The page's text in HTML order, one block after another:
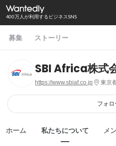
400万人が利用するビジネスSNS
募集 ストーリー
SBI Africa株式
https://www.sbiaf.co.jp 東京
フォロ
ホーム 私たちについて メ